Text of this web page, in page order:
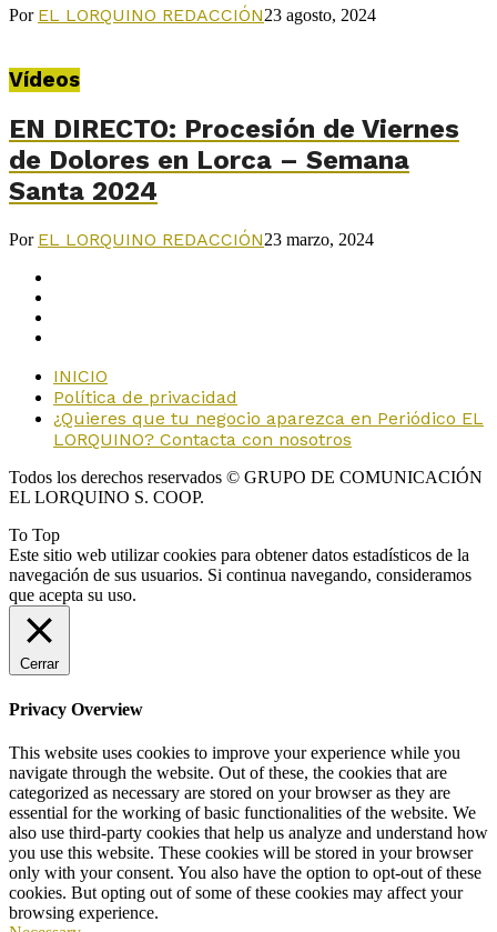
Por EL LORQUINO REDACCIÓN23 agosto, 2024
Vídeos
EN DIRECTO: Procesión de Viernes
de Dolores en Lorca – Semana
Santa 2024
Por EL LORQUINO REDACCIÓN23 marzo, 2024
INICIO
Política de privacidad
¿Quieres que tu negocio aparezca en Periódico EL
LORQUINO? Contacta con nosotros
Todos los derechos reservados © GRUPO DE COMUNICACIÓN
EL LORQUINO S. COOP.
To Top
Este sitio web utilizar cookies para obtener datos estadísticos de la
navegación de sus usuarios. Si continua navegando, consideramos
que acepta su uso.
Cerrar
Privacy Overview
This website uses cookies to improve your experience while you
navigate through the website. Out of these, the cookies that are
categorized as necessary are stored on your browser as they are
essential for the working of basic functionalities of the website. We
also use third-party cookies that help us analyze and understand how
you use this website. These cookies will be stored in your browser
only with your consent. You also have the option to opt-out of these
cookies. But opting out of some of these cookies may affect your
browsing experience.